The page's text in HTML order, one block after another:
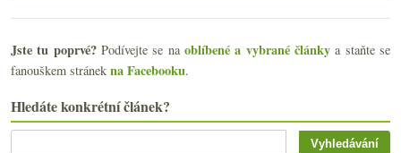
Jste tu poprvé?Podívejte se naoblíbené a vybrané články a staňte se
fanouškem stránek na Facebooku.
Hledáte konkrétní článek?